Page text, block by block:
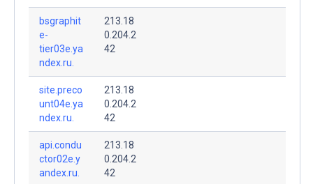
bsgraphit
e-
tier03e.ya
ndex.ru.
213.18
0.204.2
42
site.preco
unt04e.ya
ndex.ru.
213.18
0.204.2
42
api.condu
ctor02e.y
andex.ru.
213.18
0.204.2
42